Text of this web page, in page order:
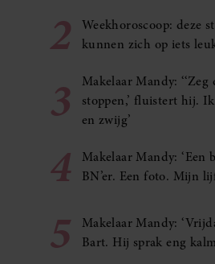
2
Weekhoroscoop: deze
kunnen zich op iets
3
Makelaar Mandy:
stoppen,’ fluistert hij.
en zwijg’
4
Makelaar Mandy: ‘Een
BN’er. Een foto. Mijn
5
Makelaar Mandy:
Bart. Hij sprak eng